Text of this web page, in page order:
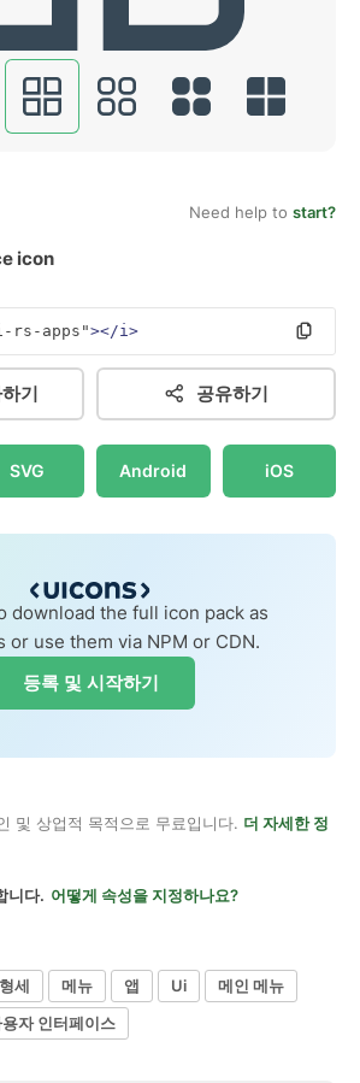
Need help to start?
icon
apps"></i>
기 공유하기
SVG Android iOS
download the full icon pack as
or use them via NPM or CDN.
등록 및 시작하기
및 상업적 목적으로 무료입니다. 더 자세한 정
니다. 어떻게 속성을 지정하나요?
형세 메뉴 앱 Ui
메인 메뉴
자 인터페이스